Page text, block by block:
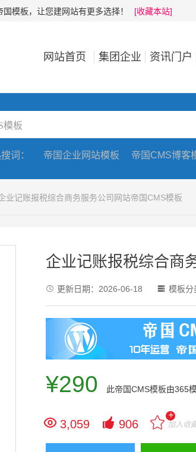
模板，让您建网站有更多选择！ [收藏本站]
网站首页 集团企业 资讯门户
词： 帝国企业网站模板 帝国CMS博客
业记账报税综合商务服务公司网站帝国CMS模板
企业记账报税综合商
 更新日期： 2026-06-18  模板分
¥290 此帝国CMS模板由365
 3,059  906
+
加入收